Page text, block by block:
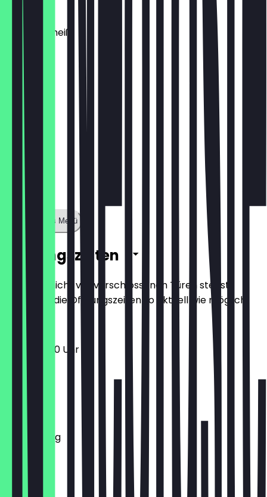
€ 4,70
Eis meets heiß
€ 5,00
Zeige ganzes Menü
Öffnungszeiten
Damit du nicht vor verschlossenen Türen stehst,
halten wir die Öffnungszeiten so aktuell wie möglich.
10:00 - 18:00 Uhr
Montag
Dienstag
Mittwoch
Donnerstag
Freitag
Samstag
Sonntag